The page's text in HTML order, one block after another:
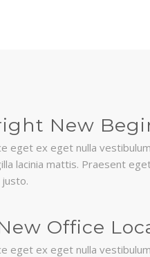
New
eget ex eget nulla
lacinia mattis. Praesent
justo.
Office
eget ex eget nulla